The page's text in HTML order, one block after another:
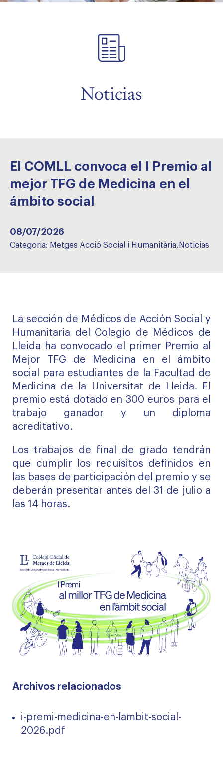
Noticias
El COMLL convoca el I Premio al
mejor TFG de Medicina en el
ámbito social
08/07/2026
Categoria: Metges Acció Social i Humanitària, Noticias
Archivos relacionados
i-premi-medicina-en-lambit-social-
2026.pdf
La sección de Médicos de Acción Social y
Humanitaria del Colegio de Médicos de
Lleida ha convocado el primer Premio al
Mejor TFG de Medicina en el ámbito
social para estudiantes de la Facultad de
Medicina de la Universitat de Lleida. El
premio está dotado en 300 euros para el
trabajo ganador y un diploma
acreditativo.
Los trabajos de final de grado tendrán
que cumplir los requisitos definidos en
las bases de participación del premio y se
deberán presentar antes del 31 de julio a
las 14 horas.